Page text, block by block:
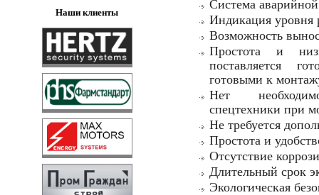
Наши клиенты
Система
Индикация уровня
Возможность
Простота и
поставляется
готовыми к
Нет
спецтехники при
Не требуется
Простота и
Отсутствие
Длительный срок
Экологическая